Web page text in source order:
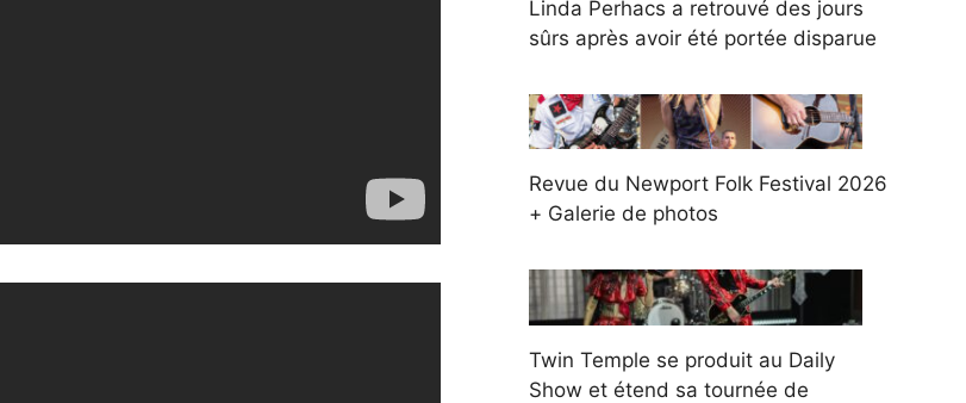
Linda Perhacs a retrouvé des jours
sûrs après avoir été portée disparue
Revue du Newport Folk Festival 2026
+ Galerie de photos
Twin Temple se produit au Daily
Show et étend sa tournée de